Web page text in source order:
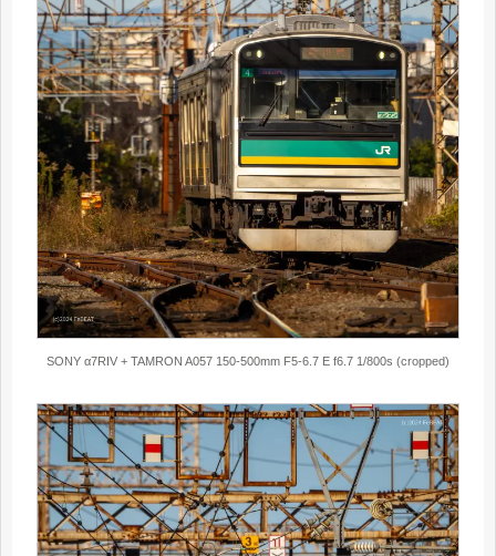
SONY α7RIV + TAMRON A057 150-500mm F5-6.7 E f6.7 1/800s (cropped)